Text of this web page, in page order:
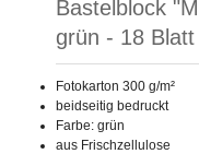
Bastelblock
grün - 18 Blatt
Fotokarton 300 g/m²
beidseitig bedruckt
Farbe: grün
aus Frischzellulose